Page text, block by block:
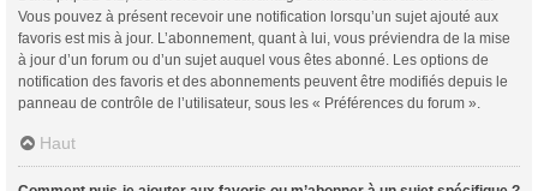
Vous pouvez à présent recevoir une notification lorsqu’un sujet ajouté aux
favoris est mis à jour. L’abonnement, quant à lui, vous préviendra de la mise
à jour d’un forum ou d’un sujet auquel vous êtes abonné. Les options de
notification des favoris et des abonnements peuvent être modifiés depuis le
panneau de contrôle de l’utilisateur, sous les « Préférences du forum ».
Haut